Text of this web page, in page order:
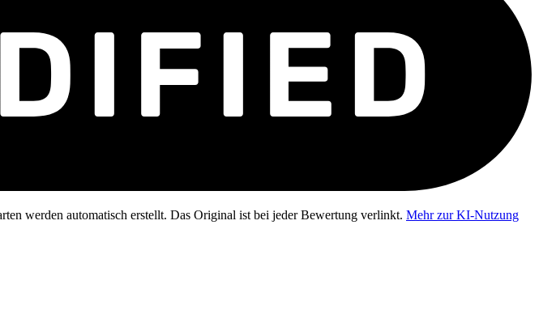
werden automatisch erstellt. Das Original ist bei jeder Bewertung verlinkt. Mehr zur KI-Nutzung